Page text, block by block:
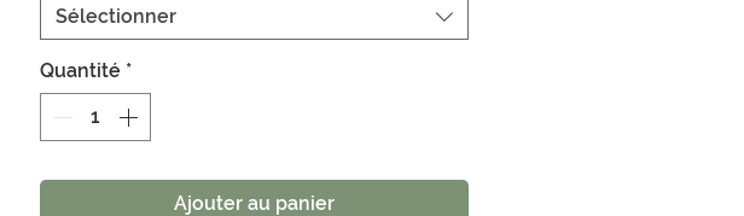
Sélectionner
Quantité *
Ajouter au panier